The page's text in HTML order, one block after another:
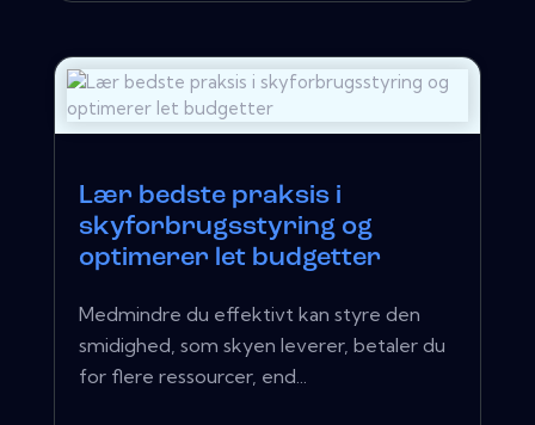
Lær bedste praksis i
skyforbrugsstyring og
optimerer let budgetter
Medmindre du effektivt kan styre den
smidighed, som skyen leverer, betaler du
for flere ressourcer, end...